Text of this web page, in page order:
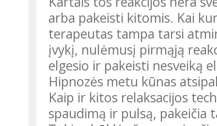
arba pakeisti kitomis. Kai
terapeutas tampa tarsi
įvykį, nulėmusį pirmąją
elgesio ir pakeisti nesveiką
Hipnozės metu kūnas
Kaip ir kitos relaksacijos
spaudimą ir pulsą, pakeičia